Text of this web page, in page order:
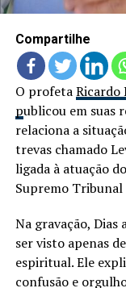
Compartilhe
O profetaRicardo
publicou em suas
relaciona a
trevas chamado
ligada à atuação
Supremo Tribunal
Na gravação,
ser visto apenas
espiritual. Ele
confusão e